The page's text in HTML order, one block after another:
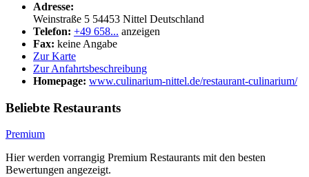
Adresse:
Weinstraße 5 54453 Nittel Deutschland
Telefon: +49 658... anzeigen
Fax: keine Angabe
Zur Karte
Zur Anfahrtsbeschreibung
Homepage: www.culinarium-nittel.de/restaurant-culinarium/
Beliebte Restaurants
Premium
Hier werden vorrangig Premium Restaurants mit den besten
Bewertungen angezeigt.